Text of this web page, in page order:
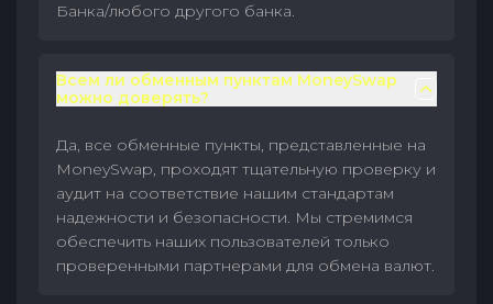
Банка/любого другого банка.
Всем ли обменным пунктам MoneySwap
можно доверять?
Да, все обменные пункты, представленные на
MoneySwap, проходят тщательную проверку и
аудит на соответствие нашим стандартам
надежности и безопасности. Мы стремимся
обеспечить наших пользователей только
проверенными партнерами для обмена валют.